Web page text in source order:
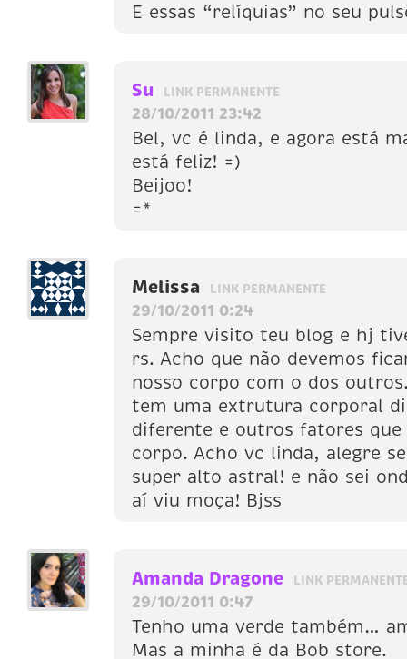
E essas “relíquias” no seu
Su LINK PERMANENTE
28/10/2011 23:42
Bel, vc é linda, e agora está
está feliz! =)
Beijoo!
=*
Melissa LINK PERMANENTE
29/10/2011 0:24
Sempre visito teu blog e hj
rs. Acho que não devemos
nosso corpo com o dos
tem uma extrutura corporal
diferente e outros fatores
corpo. Acho vc linda, alegre
super alto astral! e não sei
aí viu moça! Bjss
Amanda Dragone LINK
29/10/2011 0:47
Tenho uma verde também…
Mas a minha é da Bob store.